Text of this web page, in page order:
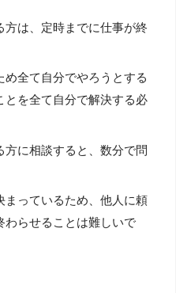
は、定時までに仕事が終
全て自分でやろうとする
とを全て自分で解決する必
に相談すると、数分で問
まっているため、他人に頼
わらせることは難しいで